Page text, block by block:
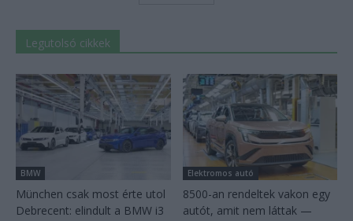
Legutolsó cikkek
BMW
München csak most érte utol
Debrecent: elindult a BMW i3
Elektromos autó
8500-an rendeltek vakon egy
autót, amit nem láttak —